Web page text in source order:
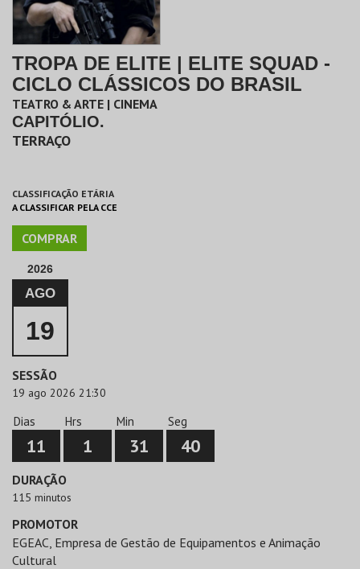
TROPA DE ELITE | ELITE SQUAD -
CICLO CLÁSSICOS DO BRASIL
TEATRO & ARTE | CINEMA
CAPITÓLIO.
TERRAÇO
CLASSIFICAÇÃO ETÁRIA
A CLASSIFICAR PELA CCE
COMPRAR
2026
AGO
19
SESSÃO
19 ago 2026 21:30
Dias
11
Hrs
1
Min
31
Seg
39
DURAÇÃO
115 minutos
PROMOTOR
EGEAC, Empresa de Gestão de Equipamentos e Animação
Cultural